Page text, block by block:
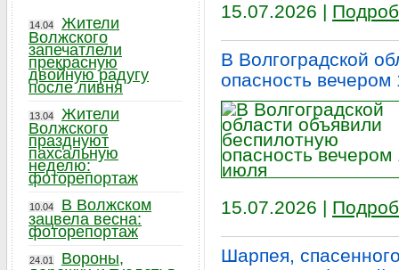
15.07.2026 |
В Волгоградской
опасность
15.07.2026 |
Шарпея,
14.04
Жители
Волжского
запечатлели
прекрасную
двойную радугу
после ливня
13.04
Жители
Волжского
празднуют
пахсальную
неделю:
фоторепортаж
10.04
В Волжском
зацвела весна:
фоторепортаж
24.01
Вороны,